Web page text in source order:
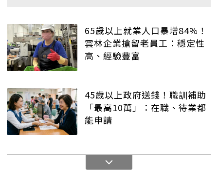
65歲以上就業人口暴增84%！
雲林企業搶留老員工：穩定性
高、經驗豐富
45歲以上政府送錢！職訓補助
「最高10萬」：在職、待業都
能申請